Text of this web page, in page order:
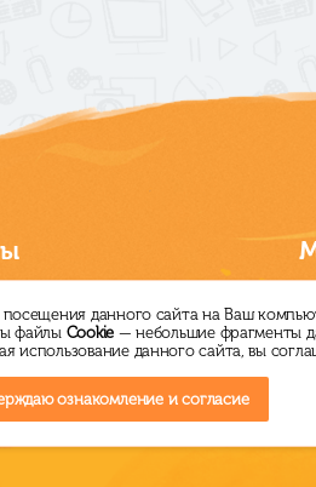
данного сайта на Ваш
файлы Cookie — небольшие фрагменты
использование данного сайта, вы
ознакомление и согласие